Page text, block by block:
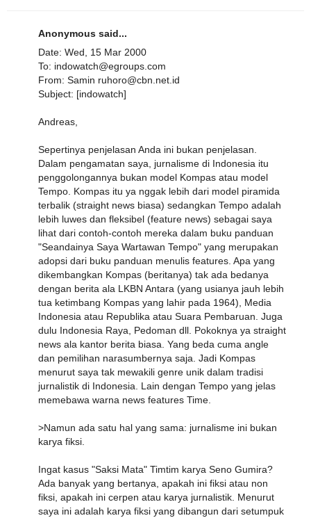
Anonymous said...
Date: Wed, 15 Mar 2000
To: indowatch@egroups.com
From: Samin ruhoro@cbn.net.id
Subject: [indowatch]
Andreas,
Sepertinya penjelasan Anda ini bukan penjelasan.
Dalam pengamatan saya, jurnalisme di Indonesia itu
penggolongannya bukan model Kompas atau model
Tempo. Kompas itu ya nggak lebih dari model piramida
terbalik (straight news biasa) sedangkan Tempo adalah
lebih luwes dan fleksibel (feature news) sebagai saya
lihat dari contoh-contoh mereka dalam buku panduan
"Seandainya Saya Wartawan Tempo" yang merupakan
adopsi dari buku panduan menulis features. Apa yang
dikembangkan Kompas (beritanya) tak ada bedanya
dengan berita ala LKBN Antara (yang usianya jauh lebih
tua ketimbang Kompas yang lahir pada 1964), Media
Indonesia atau Republika atau Suara Pembaruan. Juga
dulu Indonesia Raya, Pedoman dll. Pokoknya ya straight
news ala kantor berita biasa. Yang beda cuma angle
dan pemilihan narasumbernya saja. Jadi Kompas
menurut saya tak mewakili genre unik dalam tradisi
jurnalistik di Indonesia. Lain dengan Tempo yang jelas
memebawa warna news features Time.
>Namun ada satu hal yang sama: jurnalisme ini bukan
karya fiksi.
Ingat kasus "Saksi Mata" Timtim karya Seno Gumira?
Ada banyak yang bertanya, apakah ini fiksi atau non
fiksi, apakah ini cerpen atau karya jurnalistik. Menurut
saya ini adalah karya fiksi yang dibangun dari setumpuk